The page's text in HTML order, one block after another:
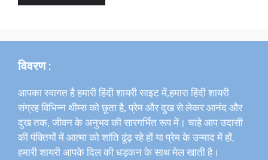
विवरण :
आपका स्वागत है हमारी हिंदी शायरी साइट में,हमारा हिंदी शायरी
संग्रह विभिन्न थीम्स को छूता है, प्रेम और दुख से लेकर आनंद और
दुख तक, जीवन के अनुभव की सारगर्भित रूप में। चाहे आप उदासी
की पंक्तियों में आत्मा को शांति ढूंढ़ रहे हों या प्रेम के उन्माद में हों,
हमारी शायरी आपके दिल की धड़कन के साथ मेल खाती है।